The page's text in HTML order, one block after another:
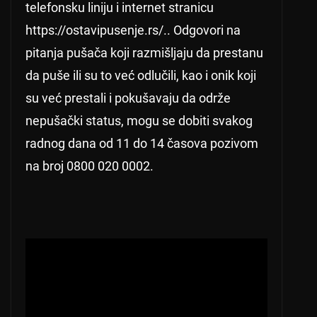
telefonsku liniju i internet stranicu
https://ostavipusenje.rs/.. Odgovori na
pitanja pušača koji razmišljaju da prestanu
da puše ili su to već odlučili, kao i onik koji
su već prestali i pokušavaju da održe
nepušački status, mogu se dobiti svakog
radnog dana od 11 do 14 časova pozivom
na broj 0800 020 0002.